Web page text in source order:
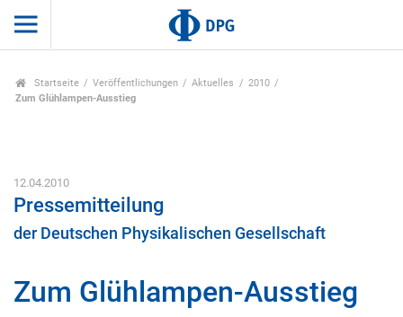
Startseite Veröffentlichungen Aktuelles
2010
Zum Glühlampen-Ausstieg
12.04.2010
Pressemitteilung
der Deutschen Physikalischen Gesellschaft
Zum Glühlampen-Ausstieg